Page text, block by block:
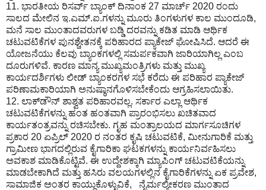
11. ಭಾರತೀಯ ರಿಸರ್ವ್ ಬ್ಯಾಂಕ್ ದಿನಾಂಕ 27 ಮಾರ್ಚ್ 2020 ರಂದು
ಸಾಲದ ಮೇಲಿನ ಇ.ಎಮ್.ಐ.ಗಳನ್ನು ಮೂರು ತಿಂಗಳುಗಳ ಕಾಲ ಮುಂದೂಡಿ,
ಮನೆ ಸಾಲ ಮುಂತಾದವರುಗಳ ಬಡ್ಡಿ ದರವನ್ನು ಕಡಿತ ಮಾಡಿ ಆರ್ಥಿಕ
ಚಟುವಟಿಕೆಗಳ ಪುನಶ್ಚೇತನಕ್ಕೆ ಪರಿಹಾರದ ಪ್ಯಾಕೇಜ್ ಘೋಷಿಸಿದೆ. ಆದರೆ ಈ
ಯೋಜನೆಯು ಕೆಲವು ಬ್ಯಾಂಕಗಳಲ್ಲಿ ಸಮರ್ಪಕವಾಗಿ ಜಾರಿಯಾಗಿಲ್ಲ ಎಂಬ
ದೂರುಗಳಿವೆ. ಕಾರಣ ಮಾನ್ಯ ಮುಖ್ಯಮಂತ್ರಿಗಳು ಮತ್ತು ಮುಖ್ಯ
ಕಾರ್ಯದರ್ಶಿಗಳು ಲೀಡ್ ಬ್ಯಾಂಕರಗಳ ಸಭೆ ಕರೆದು ಈ ಪರಿಹಾರ ಪ್ಯಾಕೇಜ್
ಪರಿಣಾಮಕಾರಿಯಾಗಿ ಅನುಷ್ಠಾನಗೊಳಿಸಬೇಕೆಂದು ಆಗ್ರಹಿಸಲಾಯಿತು.
12. ಲಾಕ್‌ಡೌನ್ ಶಾಶ್ವತ ಪರಿಹಾರವಲ್ಲ. ಸರ್ಕಾರ ಎಲ್ಲಾ ಆರ್ಥಿಕ
ಚಟುವಟಿಕೆಗಳನ್ನು ಹಂತ ಹಂತವಾಗಿ ಪ್ರಾರಂಭಿಸಲು ಖಚಿತವಾದ
ಕಾರ್ಯತಂತ್ರವನ್ನು ರಚಿಸಬೇಕು. ಗೃಹ ಮಂತ್ರಾಲಯದ ಮಾರ್ಗಸೂಚಿಗಳ
ಪ್ರಕಾರ 20 ಏಪ್ರಿಲ್ 2020 ರ ನಂತರ ಕೃಷಿ ಚಟುವಟಿಕೆ, ಮೀನುಗಾರಿಕೆ ಮತ್ತು
ಗ್ರಾಮೀಣ ಭಾಗದಲ್ಲಿರುವ ಕೈಗಾರಿಕಾ ಘಟಕಗಳನ್ನು ಕಾರ್ಯನಿರ್ವಹಿಸಲು
ಅವಕಾಶ ಮಾಡಿಕೊಟ್ಟಿವೆ. ಈ ಉದ್ದೇಶಕ್ಕಾಗಿ ಮ್ಯಾಪಿಂಗ್ ಚಟುವಟಿಕೆಯನ್ನು
ಮಾಡಬೇಕಾಗಿದೆ ಮತ್ತು ಹಸಿರು ವಲಯಗಳಲ್ಲಿನ ಕೈಗಾರಿಕೆಗಳನ್ನು ಏಕ ಪ್ರವೇಶ,
ಸಾಮಾಜಿಕ ಅಂತರ ಕಾಯ್ದುಕೊಳ್ಳುವಿಕೆ, ನೈರ್ಮಲ್ಯೀಕರಣ ಮುಂತಾದ